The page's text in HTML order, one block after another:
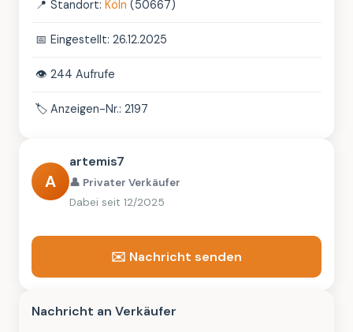
📍 Standort: Köln (50667)
📅 Eingestellt: 26.12.2025
👁️ 244 Aufrufe
🏷️ Anzeigen-Nr.: 2197
A
artemis7
👤 Privater Verkäufer
Dabei seit 12/2025
✉️ Nachricht senden
Nachricht an Verkäufer